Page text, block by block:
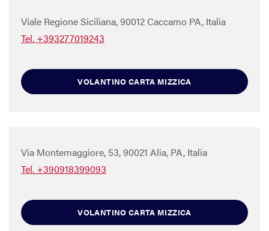
Viale Regione Siciliana, 90012 Caccamo PA, Italia
Tel. +393277019243
VOLANTINO CARTA MIZZICA
Via Montemaggiore, 53, 90021 Alia, PA, Italia
Tel. +390918399093
VOLANTINO CARTA MIZZICA